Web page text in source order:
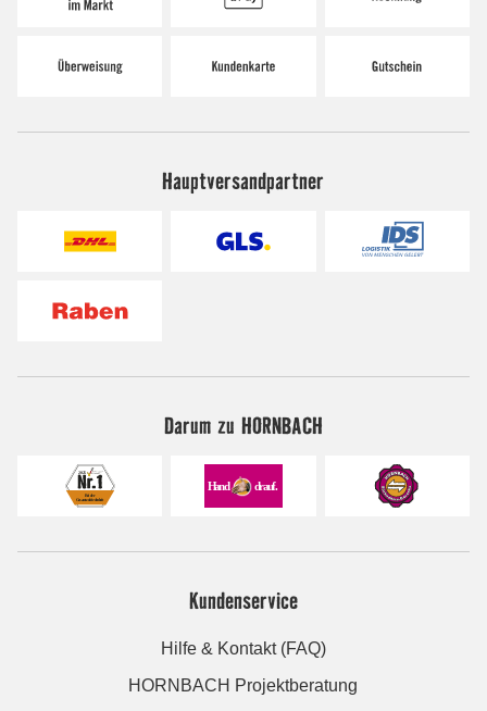
Hauptversandpartner
Darum zu HORNBACH
Kundenservice
Hilfe & Kontakt (FAQ)
HORNBACH Projektberatung